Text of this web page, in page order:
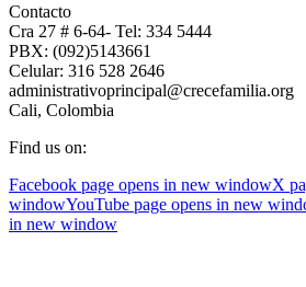
Contacto
Cra 27 # 6-64- Tel: 334 5444
PBX: (092)5143661
Celular: 316 528 2646
administrativoprincipal@crecefamilia.org
Cali, Colombia
Find us on:
Facebook page opens in new windowX
windowYouTube page opens in new
in new window